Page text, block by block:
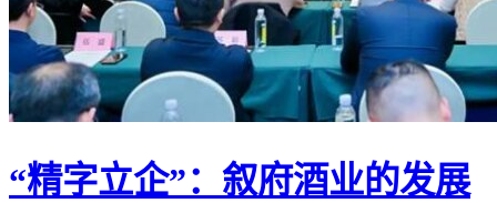
“精字立企”：叙府酒业的发展